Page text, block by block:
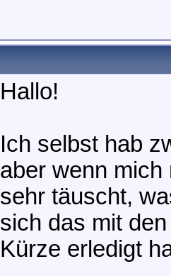
Hallo!
Ich selbst hab
aber wenn
sehr täuscht,
sich das mit
Kürze erledigt